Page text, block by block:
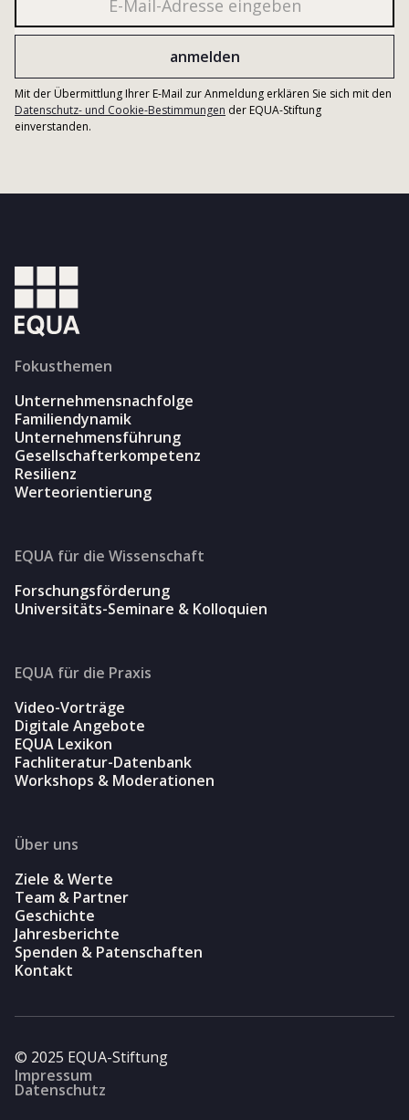
Mit der Übermittlung Ihrer E-Mail zur Anmeldung erklären Sie sich mit den
Datenschutz- und Cookie-Bestimmungen der EQUA-Stiftung
einverstanden.
Fokusthemen
Unternehmensnachfolge
Familiendynamik
Unternehmensführung
Gesellschafterkompetenz
Resilienz
Werteorientierung
EQUA für die Wissenschaft
Forschungsförderung
Universitäts-Seminare & Kolloquien
EQUA für die Praxis
Video-Vorträge
Digitale Angebote
EQUA Lexikon
Fachliteratur-Datenbank
Workshops & Moderationen
Über uns
Ziele & Werte
Team & Partner
Geschichte
Jahresberichte
Spenden & Patenschaften
Kontakt
© 2025 EQUA-Stiftung
Impressum
Datenschutz